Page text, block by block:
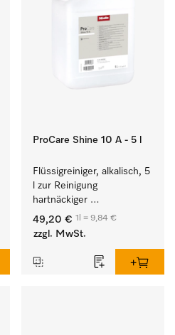
ProCare Shine 10 A - 5 l
Flüssigreiniger, alkalisch, 5
l zur Reinigung
hartnäckiger
Anschmutzungen von
Geschirr, Besteck und
49,20 € 1l = 9,84 €
zzgl. MwSt.